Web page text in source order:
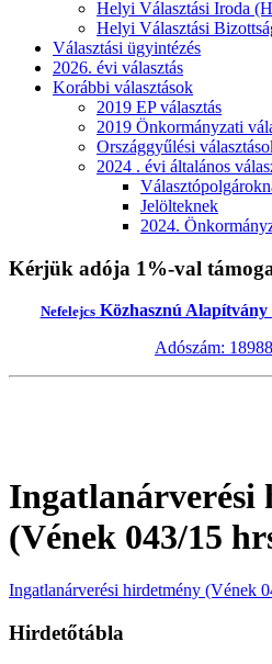
Helyi Választási Iroda
Helyi Választási
Választási ügyintézés
2026. évi választás
Korábbi választások
2019 EP választás
2019 Önkormányzati
Országgyűlési
2024 . évi általános
Jelölteknek
2024.
Kérjük adója 1%-val
NefelejcsKözhasznú Alapítvány
Adószám:
Ingatlanárverési
(Vének 043/15
Ingatlanárverési hirdetmény (Vének
Hirdetőtábla